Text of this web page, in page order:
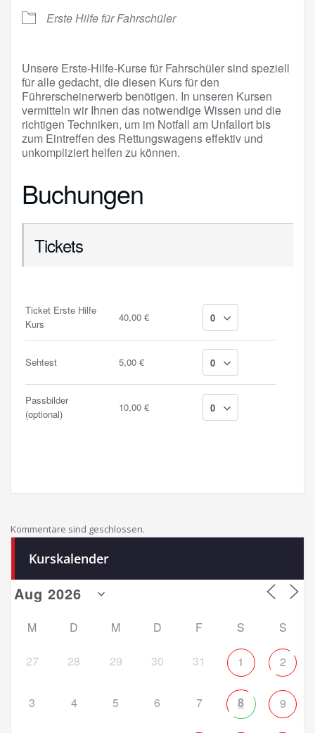
Erste Hilfe für Fahrschüler
Unsere Erste-Hilfe-Kurse für Fahrschüler sind speziell
für alle gedacht, die diesen Kurs für den
Führerscheinerwerb benötigen. In unseren Kursen
vermitteln wir Ihnen das notwendige Wissen und die
richtigen Techniken, um im Notfall am Unfallort bis
zum Eintreffen des Rettungswagens effektiv und
unkompliziert helfen zu können.
Buchungen
Tickets
Ticket Erste Hilfe
Kurs
40,00 €
Sehtest 5,00 €
Passbilder
(optional)
10,00 €
Kommentare sind geschlossen.
Kurskalender
M D M D F S S
27 28 29 30 31 1 2
3 4 5 6 7 8 9